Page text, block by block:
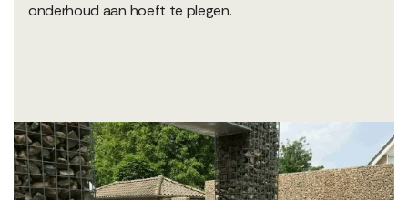
onderhoud aan hoeft te plegen.